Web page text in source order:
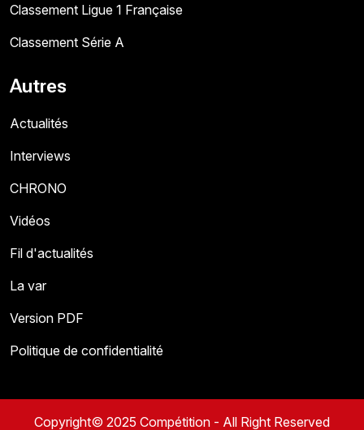
Classement Ligue 1 Française
Classement Série A
Autres
Actualités
Interviews
CHRONO
Vidéos
Fil d'actualités
La var
Version PDF
Politique de confidentialité
Copyright© 2025 Compétition - All Right Reserved